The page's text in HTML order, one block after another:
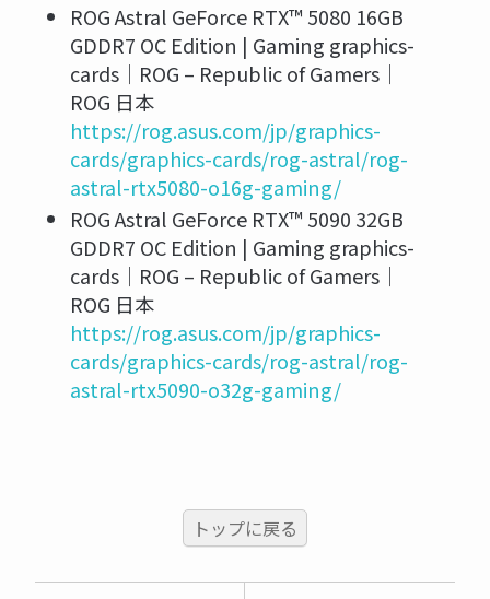
ROG Astral GeForce RTX™ 5080 16GB
GDDR7 OC Edition | Gaming graphics-
cards｜ROG – Republic of Gamers｜
ROG 日本
https://rog.asus.com/jp/graphics-
cards/graphics-cards/rog-astral/rog-
astral-rtx5080-o16g-gaming/
ROG Astral GeForce RTX™ 5090 32GB
GDDR7 OC Edition | Gaming graphics-
cards｜ROG – Republic of Gamers｜
ROG 日本
https://rog.asus.com/jp/graphics-
cards/graphics-cards/rog-astral/rog-
astral-rtx5090-o32g-gaming/
トップに戻る